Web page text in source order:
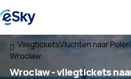
VliegticketsVluchten naar Polen
Wroclaw
Wroclaw - vliegtickets